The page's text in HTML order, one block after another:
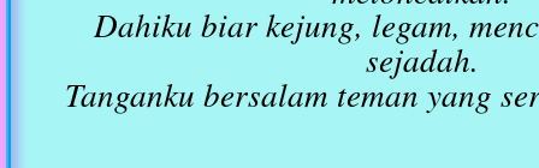
Dahiku biar kejung, legam,
sejadah.
Tanganku bersalam teman yang